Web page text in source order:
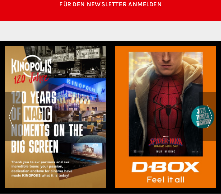
FÜR DEN NEWSLETTER ANMELDEN